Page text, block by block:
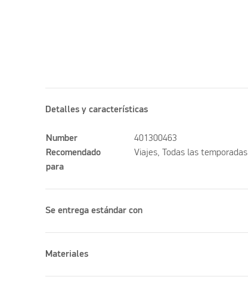
Detalles y características
Number
401300463
Recomendado
para
Viajes, Todas las temporadas
Se entrega estándar con
Materiales